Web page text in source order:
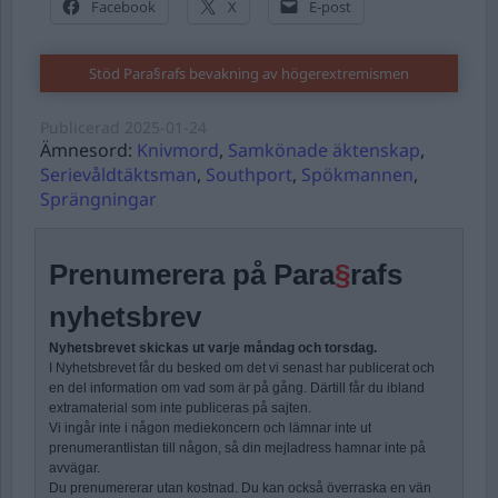
Facebook X E-post
Stöd Para§rafs bevakning av högerextremismen
Ämnesord: Knivmord, Samkönade äktenskap,
Serievåldtäktsman, Southport, Spökmannen,
Sprängningar
Prenumerera på Para§rafs
nyhetsbrev
Nyhetsbrevet skickas ut varje måndag och torsdag.
I Nyhetsbrevet får du besked om det vi senast har publicerat och
en del information om vad som är på gång. Därtill får du ibland
extramaterial som inte publiceras på sajten.
Vi ingår inte i någon mediekoncern och lämnar inte ut
prenumerantlistan till någon, så din mejladress hamnar inte på
avvägar.
Du prenumererar utan kostnad. Du kan också överraska en vän